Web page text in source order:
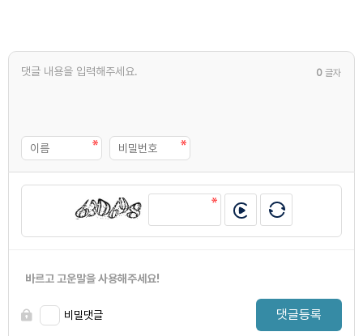
0 글자
바르고 고운말을 사용해주세요!
비밀댓글 댓글등록